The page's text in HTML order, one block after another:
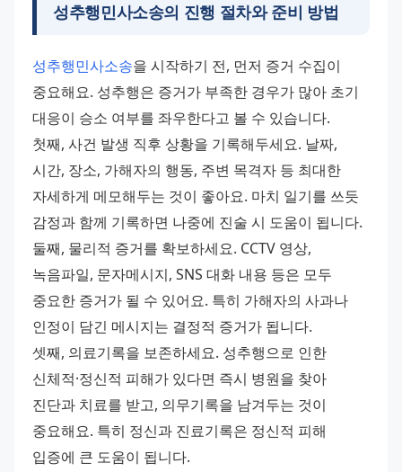
성추행민사소송의 진행 절차와 준비 방법
성추행민사소송을 시작하기 전, 먼저 증거 수집이
중요해요. 성추행은 증거가 부족한 경우가 많아 초기
대응이 승소 여부를 좌우한다고 볼 수 있습니다.
첫째, 사건 발생 직후 상황을 기록해두세요. 날짜,
시간, 장소, 가해자의 행동, 주변 목격자 등 최대한
자세하게 메모해두는 것이 좋아요. 마치 일기를 쓰듯
감정과 함께 기록하면 나중에 진술 시 도움이 됩니다.
둘째, 물리적 증거를 확보하세요. CCTV 영상,
녹음파일, 문자메시지, SNS 대화 내용 등은 모두
중요한 증거가 될 수 있어요. 특히 가해자의 사과나
인정이 담긴 메시지는 결정적 증거가 됩니다.
셋째, 의료기록을 보존하세요. 성추행으로 인한
신체적·정신적 피해가 있다면 즉시 병원을 찾아
진단과 치료를 받고, 의무기록을 남겨두는 것이
중요해요. 특히 정신과 진료기록은 정신적 피해
입증에 큰 도움이 됩니다.